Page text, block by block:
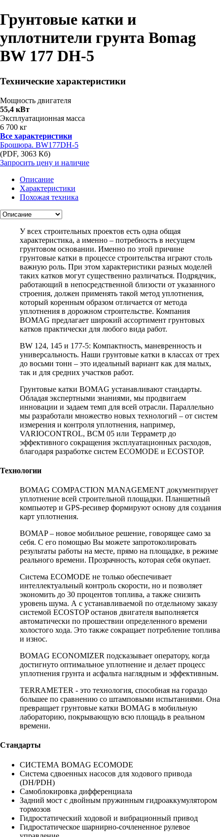
Грунтовые катки и
уплотнители грунта Bomag
BW 177 DH-5
Технические характеристики
Мощность двигателя
55,4 кВт
Эксплуатационная масса
6 700 кг
Все характеристики
Брошюра. BW177DH-5
(PDF, 3063 Кб)
Запросить цену и наличие
Описание
Характеристики
Похожая техника
У всех строительных проектов есть одна общая
характеристика, а именно – потребность в несущем
грунтовом основании. Именно по этой причине
грунтовые катки в процессе строительства играют столь
важную роль. При этом характеристики разных моделей
таких катков могут существенно различаться. Подрядчик,
работающий в непосредственной близости от указанного
строения, должен применять такой метод уплотнения,
который коренным образом отличается от метода
уплотнения в дорожном строительстве. Компания
BOMAG предлагает широкий ассортимент грунтовых
катков практически для любого вида работ.
BW 124, 145 и 177-5: Компактность, маневренность и
универсальность. Наши грунтовые катки в классах от трех
до восьми тонн – это идеальный вариант как для малых,
так и для средних участков работ.
Грунтовые катки BOMAG устанавливают стандарты.
Обладая экспертными знаниями, мы продвигаем
инновации и задаем темп для всей отрасли. Параллельно
мы разработали множество новых технологий – от систем
измерения и контроля уплотнения, например,
VARIOCONTROL, BCM 05 или Терраметр до
эффективного сокращения эксплуатационных расходов,
благодаря разработке систем ECOMODE и ECOSTOP.
Технологии
BOMAG COMPACTION MANAGEMENT документирует
уплотнение всей строительной площадки. Планшетный
компьютер и GPS-ресивер формируют основу для создания
карт уплотнения.
BOMAP – новое мобильное решение, говорящее само за
себя. С его помощью Вы можете запротоколировать
результаты работы на месте, прямо на площадке, в режиме
реального времени. Прозрачность, которая себя окупает.
Система ECOMODE не только обеспечивает
интеллектуальный контроль скорости, но и позволяет
экономить до 30 процентов топлива, а также снизить
уровень шума. А с устанавливаемой по отдельному заказу
системой ECOSTOP останов двигателя выполняется
автоматически по прошествии определенного времени
холостого хода. Это также сокращает потребление топлива
и износ.
BOMAG ECONOMIZER подсказывает оператору, когда
достигнуто оптимальное уплотнение и делает процесс
уплотнения грунта и асфальта наглядным и эффективным.
TERRAMETER - это технология, способная на гораздо
большее по сравнению со штамповыми испытаниями. Она
превращает грунтовые катки BOMAG в мобильную
лабораторию, покрывающую всю площадь в реальном
времени.
Стандарты
СИСТЕМА BOMAG ECOMODE
Система сдвоенных насосов для ходового привода
(DH/PDH)
Самоблокировка дифференциала
Задний мост с двойным пружинным гидроаккумулятором
тормозов
Гидростатический ходовой и вибрационный привод
Гидростатическое шарнирно-сочлененное рулевое